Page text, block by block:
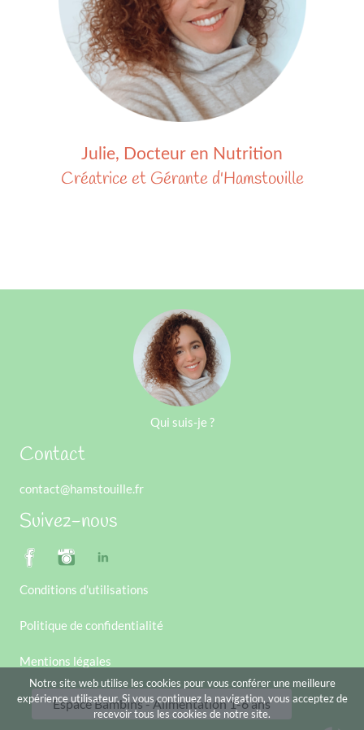
Julie, Docteur en Nutrition
Créatrice et Gérante d'Hamstouille
Notre site web utilise les cookies pour vous conférer une meilleure
expérience utilisateur. Si vous continuez la navigation, vous acceptez de
recevoir tous les cookies de notre site.
Qui suis-je ?
Contact
contact@hamstouille.fr
Suivez-nous
Conditions d'utilisations
Politique de confidentialité
Mentions légales
Espace Bambins - Alimentation 1-6 ans